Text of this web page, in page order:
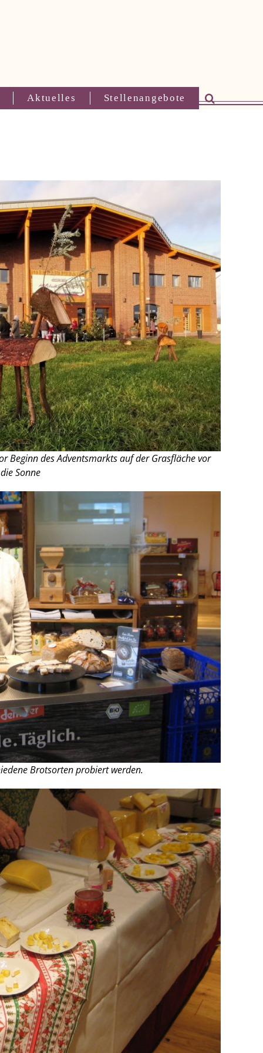
Aktuelles Stellenangebote
Beginn des Adventsmarkts auf der Grasfläche vor
Sonne
Brotsorten probiert werden.